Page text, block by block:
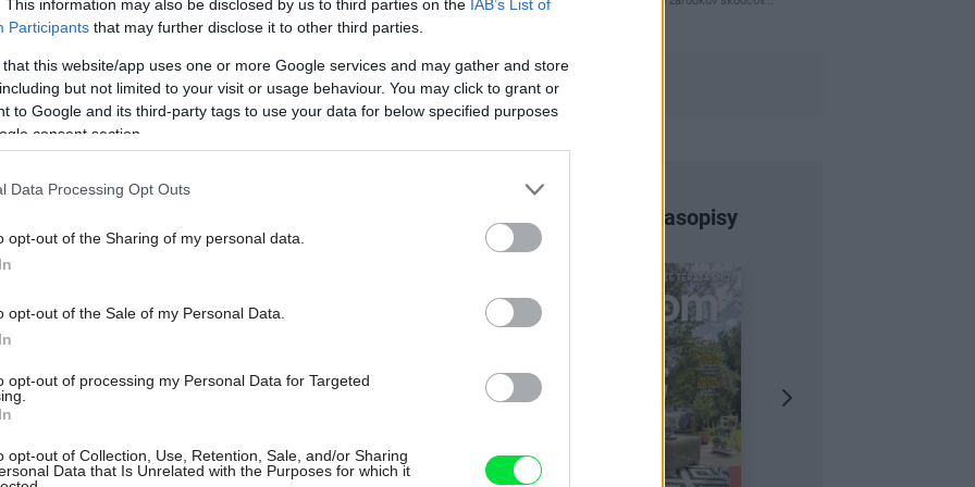
This information may also be disclosed by us to third parties on the IAB’s List of
Participants that may further disclose it to other third parties.
that this website/app uses one or more Google services and may gather and store
but not limited to your visit or usage behaviour. You may click to grant or
to Google and its third-party tags to use your data for below specified purposes
consent section.
Data Processing Opt Outs
opt-out of the Sharing of my personal data.
opt-out of the Sale of my Personal Data.
opt-out of processing my Personal Data for Targeted
opt-out of Collection, Use, Retention, Sale, and/or Sharing
Data that Is Unrelated with the Purposes for which it
domu Danka. Kreatívna majiteľka je pôvodkyňou
spoločne s manželom.
domu
v bytovke celý život a o sťahovaní do
ani počuť. No jej manžel Ľuboš, ako
rodinu dom.
nebolo čo,“
ešte celý dom, bola pre ňu lákavá, a tak
nabrali veci rýchly spád – v apríli
Najnovšie časopisy